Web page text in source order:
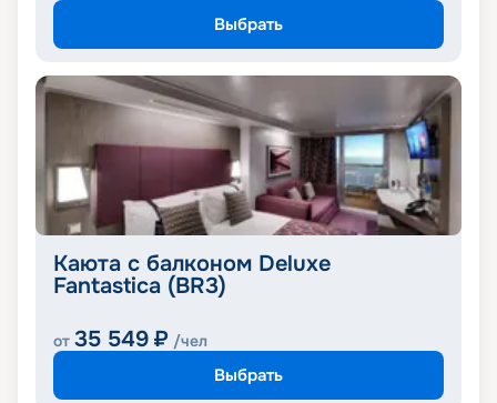
Выбрать
Каюта с балконом Deluxe
Fantastica (BR3)
от 35 549 ₽ /чел
Выбрать